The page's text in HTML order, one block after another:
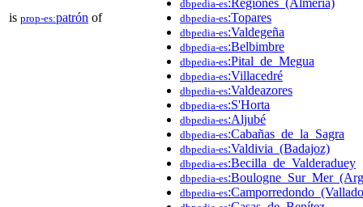
is prop-es:patrón of
dbpedia-es
dbpedia-es:Topares
dbpedia-es:Valdegeña
dbpedia-es:Belbimbre
dbpedia-es:Pital_de_Megua
dbpedia-es:Villacedré
dbpedia-es:Valdeazores
dbpedia-es:S'Horta
dbpedia-es:Aljubé
dbpedia-es:Cabañas_de_la_Sagra
dbpedia-es:Valdivia_(Badajoz)
dbpedia-es:Becilla_de_Valderaduey
dbpedia-es
dbpedia-es